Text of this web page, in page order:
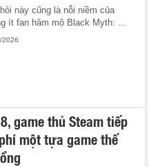
này cũng là nỗi niềm của
ít fan hâm mộ Black Myth: ...
2026
game thủ Steam tiếp
một tựa game thế